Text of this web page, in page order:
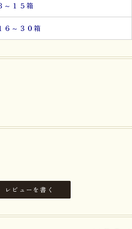
～１５箱
６～３０箱
レビューを書く